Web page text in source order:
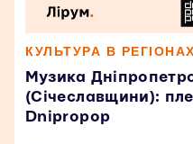
КУЛЬТУРА В РЕГІОНАХ
Музика
(Січеславщини):
Dnipropop